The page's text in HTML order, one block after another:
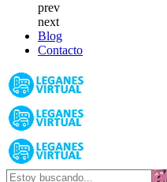
prev
next
Blog
Contacto